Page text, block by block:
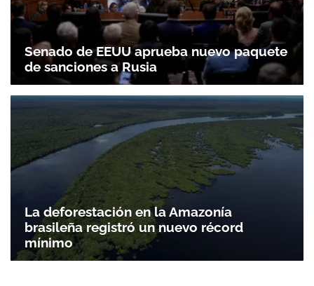
Senado de EEUU aprueba nuevo paquete
de sanciones a Rusia
La deforestación en la Amazonía
brasileña registró un nuevo récord
mínimo